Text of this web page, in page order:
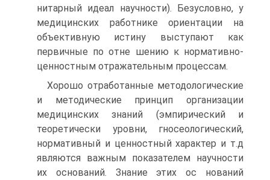
нитарный идеал научности). Безусловно, у
медицинских работнике ориентации на
объективную истину выступают как
первичные по отне шению к нормативно-
ценностным отражательным процессам.
Хорошо отработанные методологические
и методические принцип организации
медицинских знаний (эмпирический и
теоретически уровни, гносеологический,
нормативный и ценностный характер и т.д
являются важным показателем научности
их оснований. Знание этих ос нований